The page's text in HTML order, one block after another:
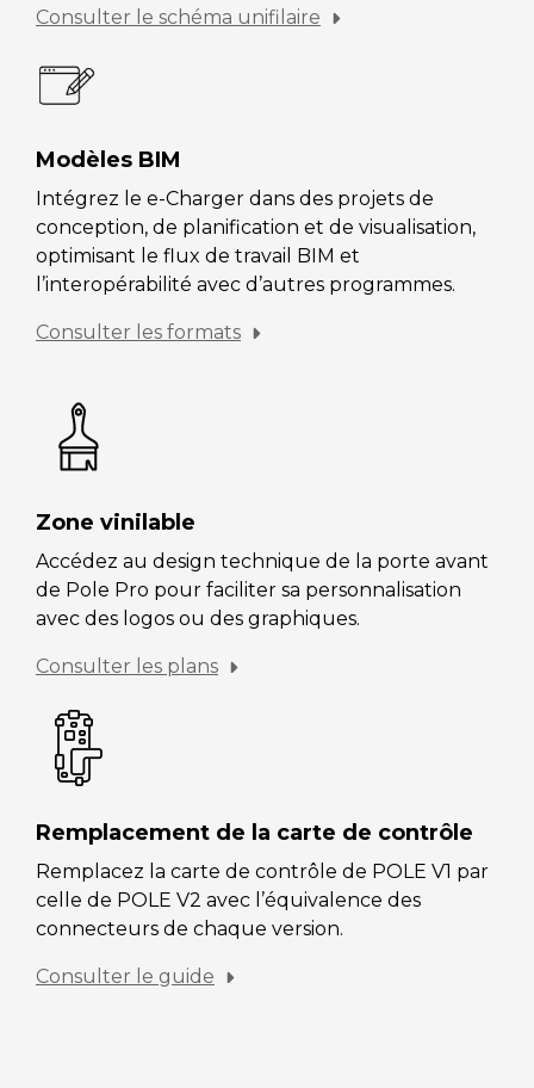
Consulter le schéma unifilaire
Modèles BIM
Intégrez le e-Charger dans des projets de
conception, de planification et de visualisation,
optimisant le flux de travail BIM et
l’interopérabilité avec d’autres programmes.
Consulter les formats
Zone vinilable
Accédez au design technique de la porte avant
de Pole Pro pour faciliter sa personnalisation
avec des logos ou des graphiques.
Consulter les plans
Remplacement de la carte de contrôle
Remplacez la carte de contrôle de POLE V1 par
celle de POLE V2 avec l’équivalence des
connecteurs de chaque version.
Consulter le guide